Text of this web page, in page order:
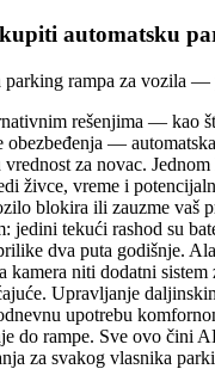
kupiti automatsku
rešenjima — kao
obezbeđenja —
za novac.
živce, vreme i
blokira ili zauzme vaš
jedini tekući rashod su
dva puta godišnje.
kamera niti dodatni
Upravljanje
upotrebu
do rampe. Sve ovo čini
za svakog vlasnika